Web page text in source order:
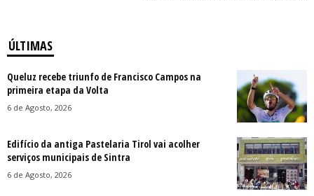
ÚLTIMAS
Queluz recebe triunfo de Francisco Campos na
primeira etapa da Volta
6 de Agosto, 2026
Edifício da antiga Pastelaria Tirol vai acolher
serviços municipais de Sintra
6 de Agosto, 2026